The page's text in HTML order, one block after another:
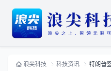
浪尖科技 科技资讯